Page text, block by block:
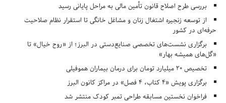
بررسی طرح اصلاح قانون تأمین مالی به مراحل پایانی رسید
از توسعه زنجیره اشتغال زنان و مشاغل خانگی تا استقرار نظام صلاحیت
حرفه‌ای در کشور
برگزاری نشست‌های تخصصی صنایع‌دستی در البرز؛ از «روح خیال» تا
«گل‌های همیشه بهار»
تخصیص ۲۰ میلیارد تومان برای درمان بیماران هموفیلی
برگزاری پویش «۴ کتاب، ۴ فصل» در مراکز کانون البرز
فراخوان نخستین مسابقه طراحی تمبر کودک منتشر شد